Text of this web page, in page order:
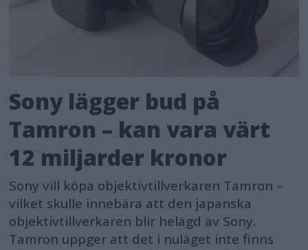
Sony lägger bud på
Tamron – kan vara värt
12 miljarder kronor
Sony vill köpa objektivtillverkaren Tamron –
vilket skulle innebära att den japanska
objektivtillverkaren blir helägd av Sony.
Tamron uppger att det i nuläget inte finns